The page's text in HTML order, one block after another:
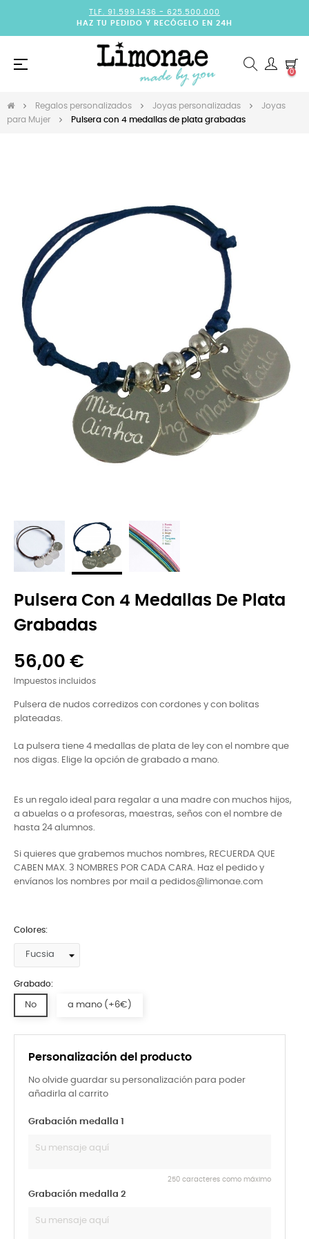
TLF. 91.599.1436 - 625.500.000
HAZ TU PEDIDO Y RECÓGELO EN 24H
Navegación
☰
0
Regalos personalizados Joyas personalizadas
Joyas
para Mujer
Pulsera con 4 medallas de plata grabadas
Pulsera Con 4 Medallas De Plata
Grabadas
56,00 €
Impuestos incluidos
Pulsera de nudos corredizos con cordones y con bolitas
plateadas.
La pulsera tiene 4 medallas de plata de ley con el nombre que
nos digas. Elige la opción de grabado a mano.
Es un regalo ideal para regalar a una madre con muchos hijos,
a abuelas o a profesoras, maestras, seños con el nombre de
hasta 24 alumnos.
Si quieres que grabemos muchos nombres, RECUERDA QUE
CABEN MAX. 3 NOMBRES POR CADA CARA. Haz el pedido y
envíanos los nombres por mail a pedidos@limonae.com
Personalización del producto
No olvide guardar su personalización para poder
añadirla al carrito
Grabación medalla 1
250 caracteres como máximo
Grabación medalla 2
Colores:
Grabado:
No a mano (+6€)